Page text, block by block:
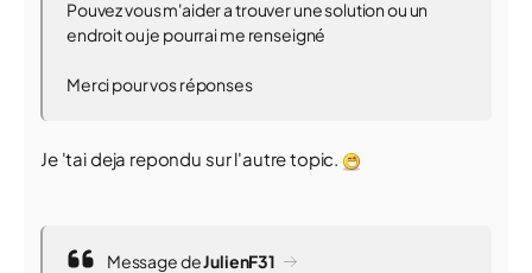
Pouvez vous m'aider a trouver une solution ou un
endroit ou je pourrai me renseigné
Merci pour vos réponses
Je 'tai deja repondu sur l'autre topic.
Message deJulienF31